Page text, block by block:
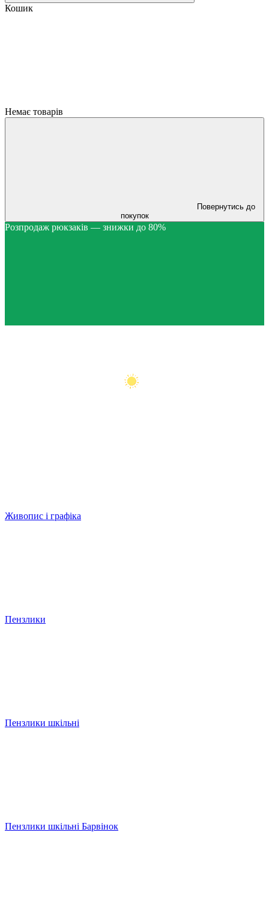
Кошик
Немає товарів
Повернутись до
покупок
Розпродаж рюкзаків — знижки до 80%
Живопис і графіка
Пензлики
Пензлики шкільні
Пензлики шкільні Барвінок